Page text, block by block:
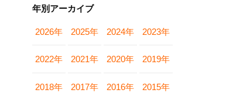
年別アーカイブ
2026年 2025年 2024年 2023年
2022年 2021年 2020年 2019年
2018年 2017年 2016年 2015年